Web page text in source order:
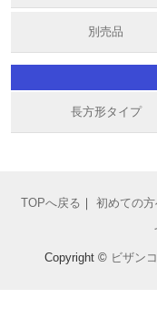
別売品
長方形タイプ
TOPへ戻る ｜ 初めての方
Copyright © ビザン